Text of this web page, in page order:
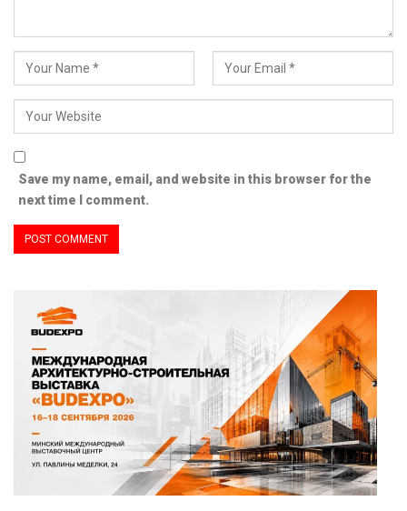
Save my name, email, and website in this browser for the
next time I comment.